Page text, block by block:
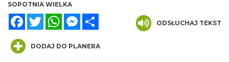
SOPOTNIA WIELKA
FacebookTwitterWhatsAppMessenger
ODSŁUCHAJ TEKST
DODAJ DO PLANERA